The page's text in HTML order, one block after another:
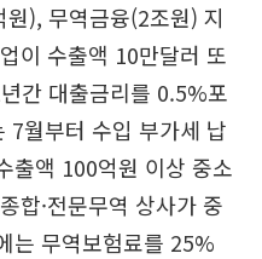
), 무역금융(2조원) 지
이 수출액 10만달러 또
간 대출금리를 0.5%포
7월부터 수입 부가세 납
출액 100억원 이상 중소
합·전문무역 상사가 중
는 무역보험료를 25%